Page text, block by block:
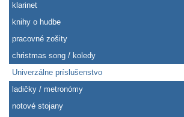
klarinet
knihy o hudbe
pracovné zošity
christmas song / koledy
Univerzálne príslušenstvo
ladičky / metronómy
notové stojany